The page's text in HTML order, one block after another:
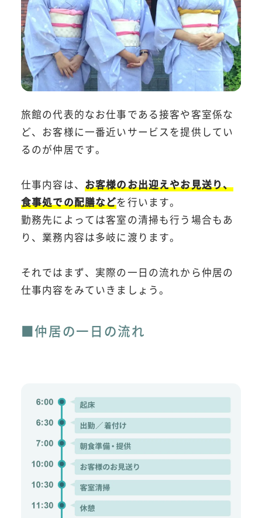
旅館の代表的なお仕事である接客や客室係な
ど、お客様に一番近いサービスを提供してい
るのが仲居です。
仕事内容は、 お客様のお出迎えやお見送り、
食事処での配膳などを行います。
勤務先によっては客室の清掃も行う場合もあ
り、業務内容は多岐に渡ります。
それではまず、実際の一日の流れから仲居の
仕事内容をみていきましょう。
■仲居の一日の流れ